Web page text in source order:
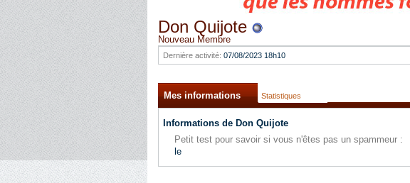
Don Quijote
Nouveau Membre
Dernière activité: 07/08/2023 18h10
Mes informations Statistiques
Informations de Don Quijote
Petit test pour savoir si vous n'êtes pas un spammeur :
le